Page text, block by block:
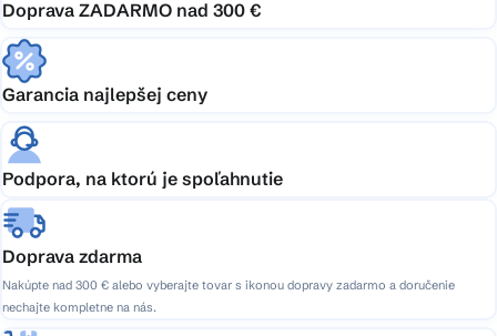
Doprava ZADARMO nad 300 €
Garancia najlepšej ceny
Podpora, na ktorú je spoľahnutie
Doprava zdarma
Nakúpte nad 300 € alebo vyberajte tovar s ikonou dopravy zadarmo a doručenie
nechajte kompletne na nás.